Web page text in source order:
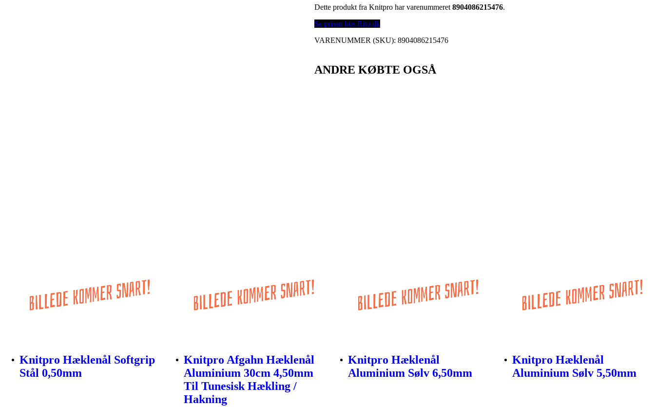
Dette produkt fra Knitpro har varenummeret8904086215476.
Se prisen hos Rito.dk
VARENUMMER (SKU):8904086215476
ANDRE KØBTE OGSÅ
Knitpro Hæklenål Softgrip
Stål 0,50mm
Knitpro Afgahn Hæklenål
Aluminium 30cm 4,50mm
Til Tunesisk Hækling /
Hakning
Knitpro Hæklenål
Aluminium Sølv 6,50mm
Knitpro Hæklenål
Aluminium Sølv 5,50mm